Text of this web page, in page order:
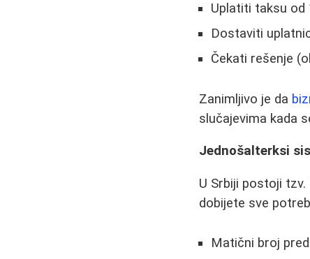
Uplatiti taksu od
Dostaviti
Čekati rešenje
Zanimljivo je da
slučajevima kada
Jednošalterksi
U Srbiji postoji
dobijete sve
Matični broj